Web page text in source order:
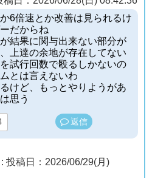
6倍速とか改善は見られるけ
だからね
結果に関与出来ない部分が
上達の余地が存在してない
試行回数で殴るしかないの
とは言えないわ
けど、もっとやりようがあ
思う
返信
投稿日：2026/06/29(月)